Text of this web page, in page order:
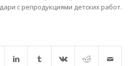
с репродукциями детских работ.